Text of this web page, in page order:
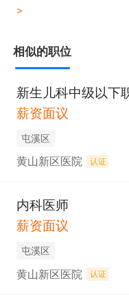
5、根据公司需要完
任职资格：
1、大专及以上学历
2、三年以上相关专业
3、职称/资格证书：
以上职称证。
兼顾其他科室专业技
知识与技能；熟练的
5、具备良好的客户
识。
>
相似的职位
新生儿科中级以下
薪资面议
屯溪区
黄山新区医院 认证
内科医师
薪资面议
屯溪区
黄山新区医院 认证